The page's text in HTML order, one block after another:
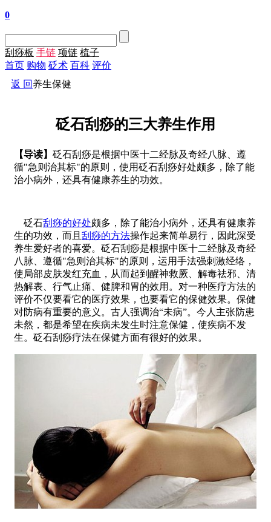
0
刮痧板 手链 项链 梳子
首页 购物 砭术 百科 评价
返 回 养生保健
砭石刮痧的三大养生作用
【导读】 砭石刮痧是根据中医十二经脉及奇经八脉、遵
循"急则治其标"的原则，使用砭石刮痧好处颇多，除了能
治小病外，还具有健康养生的功效。
砭石刮痧的好处颇多，除了能治小病外，还具有健康养
生的功效，而且 刮痧的方法操作起来简单易行，因此深受
养生爱好者的喜爱。砭石刮痧是根据中医十二经脉及奇经
八脉、遵循"急则治其标"的原则，运用手法强刺激经络，
使局部皮肤发红充血，从而起到醒神救厥、解毒祛邪、清
热解表、行气止痛、健脾和胃的效用。对一种医疗方法的
评价不仅要看它的医疗效果，也要看它的保健效果。保健
对防病有重要的意义。古人强调治“未病”。今人主张防患
未然，都是希望在疾病未发生时注意保健，使疾病不发
生。砭石刮痧疗法在保健方面有很好的效果。